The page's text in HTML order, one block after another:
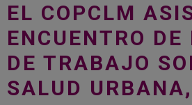
EL COPCLM
ENCUENTRO
DE TRABAJO
SALUD